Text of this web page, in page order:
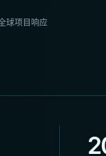
球项目响应